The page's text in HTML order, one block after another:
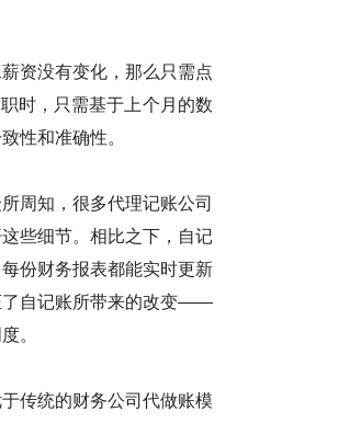
资没有变化，那么只需点
时，只需基于上个月的数
性和准确性。
周知，很多代理记账公司
些细节。相比之下，自记
份财务报表都能实时更新
了自记账所带来的改变——
。
传统的财务公司代做账模